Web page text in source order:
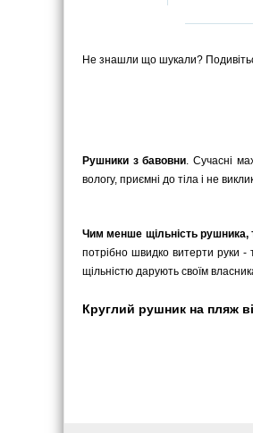
Не знашли що шукали?
Рушники з бавовни. Сучасні
вологу, приємні до тіла і не
Чим менше щільність
потрібно швидко витерти руки
щільністю дарують своїм
Круглий рушник на пляж